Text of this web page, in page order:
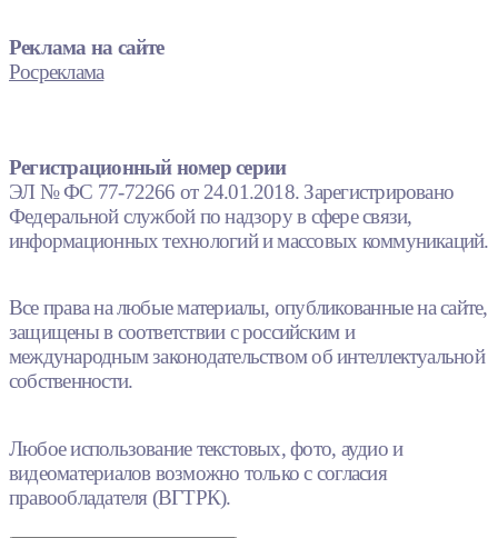
Реклама на сайте
Росреклама
Регистрационный номер серии
ЭЛ № ФС 77-72266 от 24.01.2018. Зарегистрировано
Федеральной службой по надзору в сфере связи,
информационных технологий и массовых коммуникаций.
Все права на любые материалы, опубликованные на сайте,
защищены в соответствии с российским и
международным законодательством об интеллектуальной
собственности.
Любое использование текстовых, фото, аудио и
видеоматериалов возможно только с согласия
правообладателя (ВГТРК).